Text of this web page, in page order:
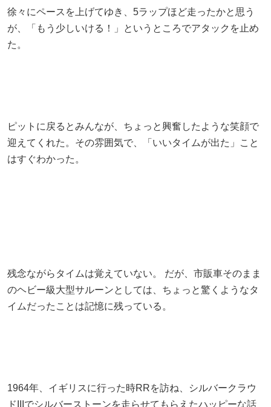
徐々にペースを上げてゆき、5ラップほど走ったかと思う
が、「もう少しいける！」というところでアタックを止め
た。
ピットに戻るとみんなが、ちょっと興奮したような笑顔で
迎えてくれた。その雰囲気で、「いいタイムが出た」こと
はすぐわかった。
残念ながらタイムは覚えていない。 だが、市販車そのまま
のヘビー級大型サルーンとしては、ちょっと驚くようなタ
イムだったことは記憶に残っている。
1964年、イギリスに行った時RRを訪ね、シルバークラウ
ドIIIでシルバーストーンを走らせてもらえたハッピーな話